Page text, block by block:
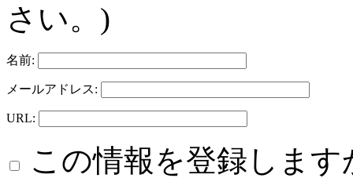
さい。)
名前:
メールアドレス:
URL:
この情報を登録します